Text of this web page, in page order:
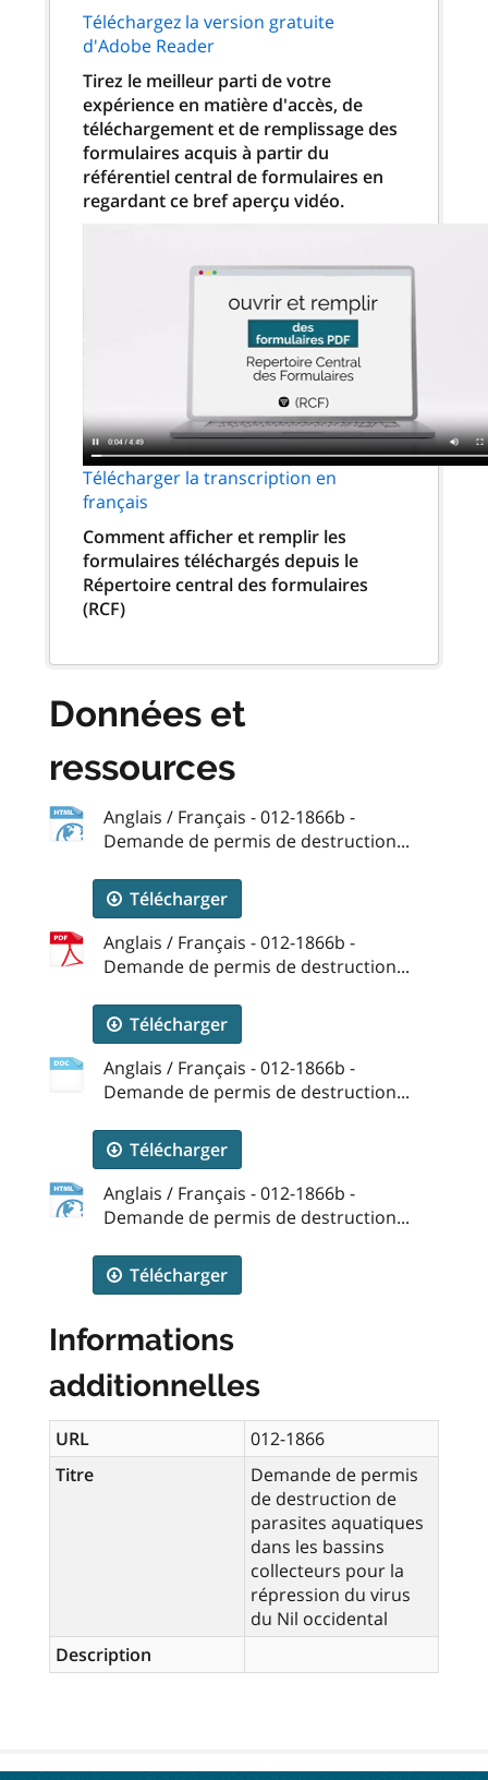
Téléchargez la version gratuite
d'Adobe Reader
Tirez le meilleur parti de votre
expérience en matière d'accès, de
téléchargement et de remplissage des
formulaires acquis à partir du
référentiel central de formulaires en
regardant ce bref aperçu vidéo.
Télécharger la transcription en
français
Comment afficher et remplir les
formulaires téléchargés depuis le
Répertoire central des formulaires
(RCF)
Données et
ressources
Anglais / Français - 012-1866b -
Demande de permis de destruction...
Télécharger
Anglais / Français - 012-1866b -
Demande de permis de destruction...
Télécharger
Anglais / Français - 012-1866b -
Demande de permis de destruction...
Télécharger
Anglais / Français - 012-1866b -
Demande de permis de destruction...
Télécharger
Informations
additionnelles
URL
012-1866
Titre
Demande de permis
de destruction de
parasites aquatiques
dans les bassins
collecteurs pour la
répression du virus
du Nil occidental
Description